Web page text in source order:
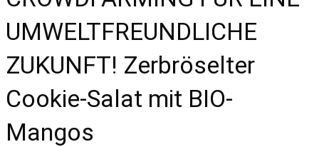
UMWELTFREUNDLICHE
ZUKUNFT! Zerbröselter
Cookie-Salat mit BIO-
Mangos